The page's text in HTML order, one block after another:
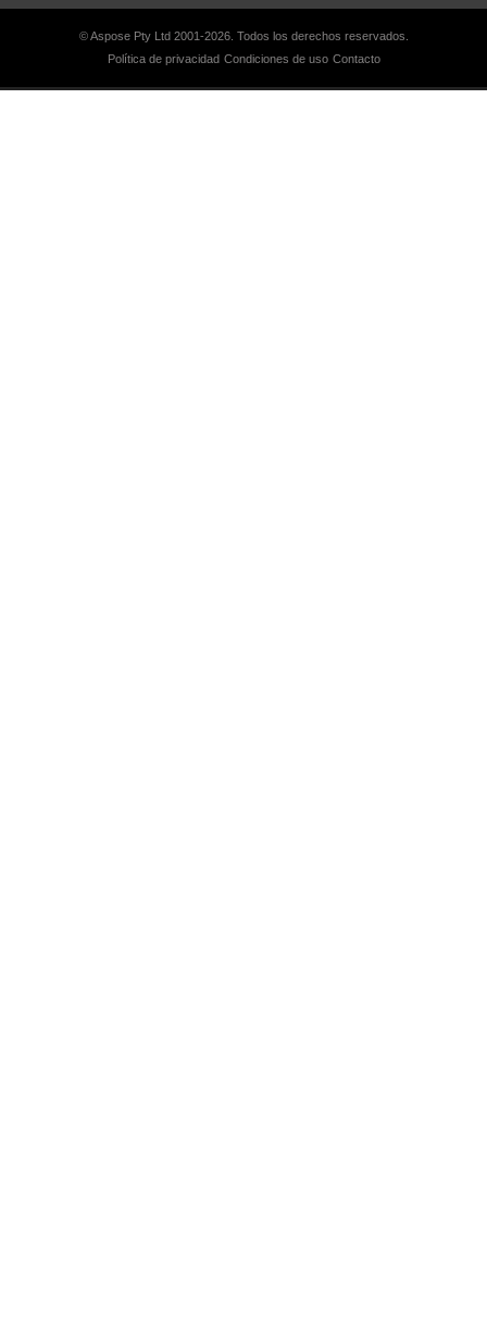
© Aspose Pty Ltd 2001-2026. Todos los derechos reservados.
Política de privacidad Condiciones de uso Contacto